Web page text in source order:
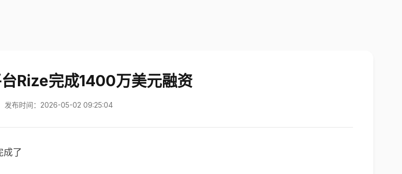
Rize完成1400万美元融资
发布时间：2026-05-02 09:25:04
成了